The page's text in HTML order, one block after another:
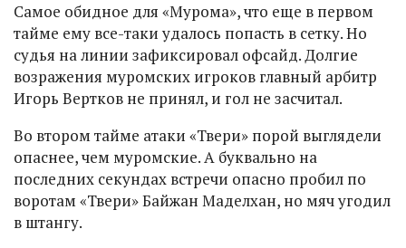
Самое обидное для «Мурома», что еще в первом
тайме ему все-таки удалось попасть в сетку. Но
судья на линии зафиксировал офсайд. Долгие
возражения муромских игроков главный арбитр
Игорь Вертков не принял, и гол не засчитал.
Во втором тайме атаки «Твери» порой выглядели
опаснее, чем муромские. А буквально на
последних секундах встречи опасно пробил по
воротам «Твери» Байжан Маделхан, но мяч угодил
в штангу.